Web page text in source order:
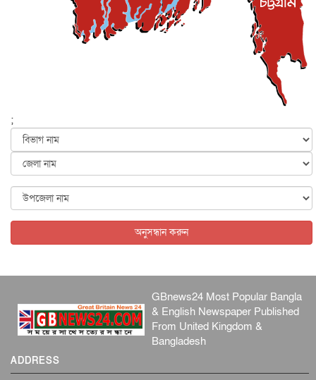
জনগণ পরিবর্তন চেয়েছে বলেই জুলাই আন্দোলন সফল :
প্রধানমন্ত্রী
জাতীয় ৫ আগস্ট, ২০২৬
বেনজীর আহমেদের সঙ্গে পরীমনির ঘনিষ্ঠ সম্পর্ক ছিল : নাসির
৫ আগস্ট, ২০২৬
হরমুজ নিয়ে ইরান-মার্কিন চুক্তি হতে পারে আজ : মার্কিন অর্থমন...
আন্তর্জাতিক ৫ আগস্ট, ২০২৬
পৃথিবীর দিকে আসছে বিধ্বংসী বস্তু, পারমাণবিক বোমা দিয়ে করা
ব্...
;
অনুসন্ধান করুন
GBnews24 Most Popular Bangla
& English Newspaper Published
From United Kingdom &
Bangladesh
ADDRESS